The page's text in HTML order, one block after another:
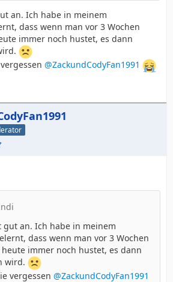
an. Ich habe in meinem
dass wenn man vor 3 Wochen
immer noch hustet, es dann
@ZackundCodyFan1991
gut an. Ich habe in meinem
dass wenn man vor 3 Wochen
immer noch hustet, es dann
wird.
vergessen @ZackundCodyFan1991